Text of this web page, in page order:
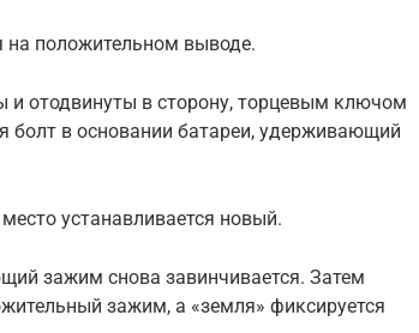
на положительном выводе.
и отодвинуты в сторону, торцевым ключом
болт в основании батареи, удерживающий
устанавливается новый.
зажим снова завинчивается. Затем
зажим, а «земля» фиксируется